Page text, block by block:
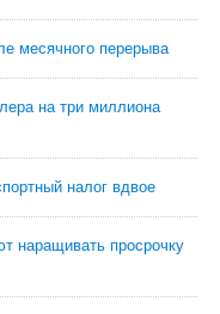
месячного перерыва
на три миллиона
налог вдвое
наращивать просрочку